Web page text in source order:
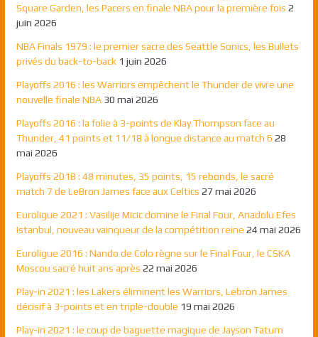
Square Garden, les Pacers en finale NBA pour la première fois 2
juin 2026
NBA Finals 1979 : le premier sacre des Seattle Sonics, les Bullets
privés du back-to-back 1 juin 2026
Playoffs 2016 : les Warriors empêchent le Thunder de vivre une
nouvelle finale NBA 30 mai 2026
Playoffs 2016 : la folie à 3-points de Klay Thompson face au
Thunder, 41 points et 11/18 à longue distance au match 6 28
mai 2026
Playoffs 2018 : 48 minutes, 35 points, 15 rebonds, le sacré
match 7 de LeBron James face aux Celtics 27 mai 2026
Euroligue 2021 : Vasilije Micic domine le Final Four, Anadolu Efes
Istanbul, nouveau vainqueur de la compétition reine 24 mai 2026
Euroligue 2016 : Nando de Colo règne sur le Final Four, le CSKA
Moscou sacré huit ans après 22 mai 2026
Play-in 2021 : les Lakers éliminent les Warriors, Lebron James
décisif à 3-points et en triple-double 19 mai 2026
Play-in 2021 : le coup de baguette magique de Jayson Tatum